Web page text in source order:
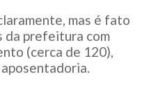
mas é fato
da prefeitura com
(cerca de 120),